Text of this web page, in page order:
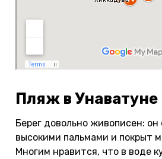
Пляж в Унаватуне
Берег довольно живописен: он
высокими пальмами и покрыт
Многим нравится, что в воде